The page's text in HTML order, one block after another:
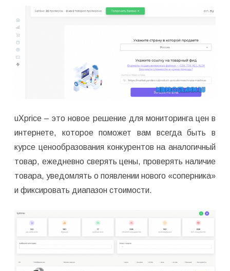
uXprice – это новое решение для мониторинга цен в
интернете, которое поможет вам всегда быть в
курсе ценообразования конкурентов на аналогичный
товар, ежедневно сверять цены, проверять наличие
товара, уведомлять о появлении нового «соперника»
и фиксировать диапазон стоимости.